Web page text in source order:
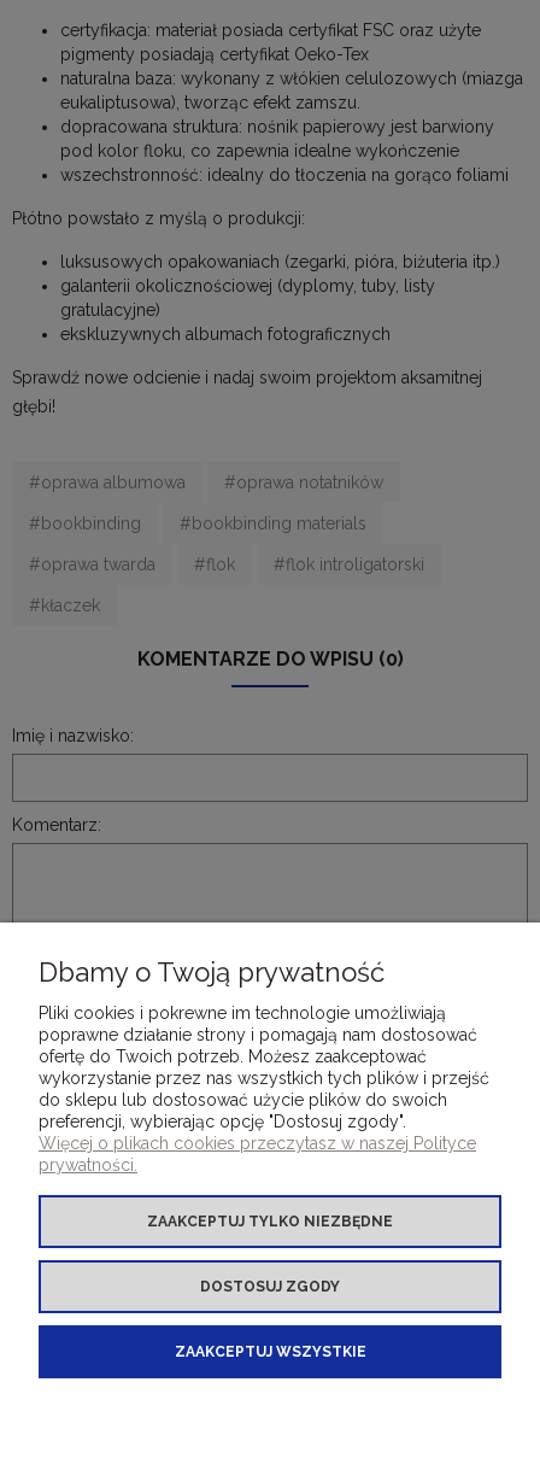
certyfikacja: materiał posiada certyfikat FSC oraz użyte
pigmenty posiadają certyfikat Oeko-Tex
naturalna baza: wykonany z włókien celulozowych (miazga
eukaliptusowa), tworząc efekt zamszu.
dopracowana struktura: nośnik papierowy jest barwiony
pod kolor floku, co zapewnia idealne wykończenie
wszechstronność: idealny do tłoczenia na gorąco foliami
Płótno powstało z myślą o produkcji:
luksusowych opakowaniach (zegarki, pióra, biżuteria itp.)
galanterii okolicznościowej (dyplomy, tuby, listy
gratulacyjne)
ekskluzywnych albumach fotograficznych
Sprawdź nowe odcienie i nadaj swoim projektom aksamitnej
głębi!
#oprawa albumowa #oprawa notatników
#bookbinding #bookbinding materials
#oprawa twarda #flok #flok introligatorski
#kłaczek
KOMENTARZE DO WPISU (0)
Imię i nazwisko:
Komentarz:
WYŚLIJ
DLA KLIENTÓW
OFERTA INNE PRODUKTY
BOOKBINDINGMATERIALS.EU - your e-shop
for bookbinding covering materials
Dbamy o Twoją prywatność
Pliki cookies i pokrewne im technologie umożliwiają
poprawne działanie strony i pomagają nam dostosować
ofertę do Twoich potrzeb. Możesz zaakceptować
wykorzystanie przez nas wszystkich tych plików i przejść
do sklepu lub dostosować użycie plików do swoich
preferencji, wybierając opcję "Dostosuj zgody".
Więcej o plikach cookies przeczytasz w naszej Polityce
prywatności.
ZAAKCEPTUJ TYLKO NIEZBĘDNE
DOSTOSUJ ZGODY
ZAAKCEPTUJ WSZYSTKIE